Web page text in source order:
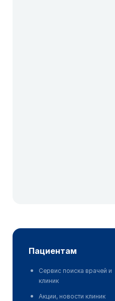
пациентам
Сервис поиска врачей и
клиник
Акции, новости клиник